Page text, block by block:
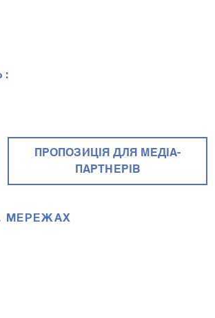
:
ПРОПОЗИЦІЯ ДЛЯ МЕДІА-
ПАРТНЕРІВ
МЕРЕЖАХ